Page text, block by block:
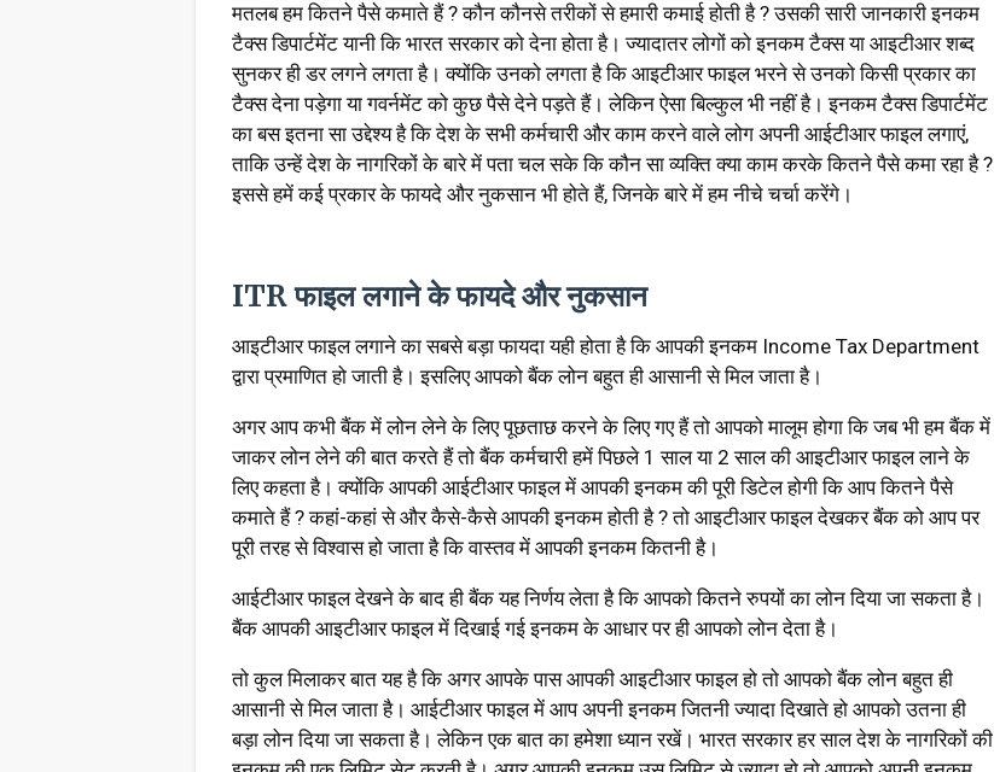
मतलब हम कितने पैसे कमाते हैं ? कौन कौनसे तरीकों से हमारी कमाई होती है ? उसकी सारी जानकारी इनकम
टैक्स डिपार्टमेंट यानी कि भारत सरकार को देना होता है। ज्यादातर लोगों को इनकम टैक्स या आइटीआर शब्द
सुनकर ही डर लगने लगता है। क्योंकि उनको लगता है कि आइटीआर फाइल भरने से उनको किसी प्रकार का
टैक्स देना पड़ेगा या गवर्नमेंट को कुछ पैसे देने पड़ते हैं। लेकिन ऐसा बिल्कुल भी नहीं है। इनकम टैक्स डिपार्टमेंट
का बस इतना सा उद्देश्य है कि देश के सभी कर्मचारी और काम करने वाले लोग अपनी आईटीआर फाइल लगाएं,
ताकि उन्हें देश के नागरिकों के बारे में पता चल सके कि कौन सा व्यक्ति क्या काम करके कितने पैसे कमा रहा है ?
इससे हमें कई प्रकार के फायदे और नुकसान भी होते हैं, जिनके बारे में हम नीचे चर्चा करेंगे।
ITR फाइल लगाने के फायदे और नुकसान
आइटीआर फाइल लगाने का सबसे बड़ा फायदा यही होता है कि आपकी इनकम Income Tax Department
द्वारा प्रमाणित हो जाती है। इसलिए आपको बैंक लोन बहुत ही आसानी से मिल जाता है।
अगर आप कभी बैंक में लोन लेने के लिए पूछताछ करने के लिए गए हैं तो आपको मालूम होगा कि जब भी हम बैंक में
जाकर लोन लेने की बात करते हैं तो बैंक कर्मचारी हमें पिछले 1 साल या 2 साल की आइटीआर फाइल लाने के
लिए कहता है। क्योंकि आपकी आईटीआर फाइल में आपकी इनकम की पूरी डिटेल होगी कि आप कितने पैसे
कमाते हैं ? कहां-कहां से और कैसे-कैसे आपकी इनकम होती है ? तो आइटीआर फाइल देखकर बैंक को आप पर
पूरी तरह से विश्वास हो जाता है कि वास्तव में आपकी इनकम कितनी है।
आईटीआर फाइल देखने के बाद ही बैंक यह निर्णय लेता है कि आपको कितने रुपयों का लोन दिया जा सकता है।
बैंक आपकी आइटीआर फाइल में दिखाई गई इनकम के आधार पर ही आपको लोन देता है।
तो कुल मिलाकर बात यह है कि अगर आपके पास आपकी आइटीआर फाइल हो तो आपको बैंक लोन बहुत ही
आसानी से मिल जाता है। आईटीआर फाइल में आप अपनी इनकम जितनी ज्यादा दिखाते हो आपको उतना ही
बड़ा लोन दिया जा सकता है। लेकिन एक बात का हमेशा ध्यान रखें। भारत सरकार हर साल देश के नागरिकों की